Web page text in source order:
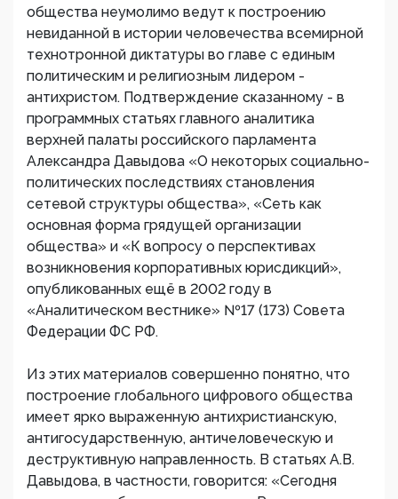
общества неумолимо ведут к построению
невиданной в истории человечества всемирной
технотронной диктатуры во главе с единым
политическим и религиозным лидером -
антихристом. Подтверждение сказанному - в
программных статьях главного аналитика
верхней палаты российского парламента
Александра Давыдова «О некоторых социально-
политических последствиях становления
сетевой структуры общества», «Сеть как
основная форма грядущей организации
общества» и «К вопросу о перспективах
возникновения корпоративных юрисдикций»,
опубликованных ещё в 2002 году в
«Аналитическом вестнике» №17 (173) Совета
Федерации ФС РФ.
Из этих материалов совершенно понятно, что
построение глобального цифрового общества
имеет ярко выраженную антихристианскую,
антигосударственную, античеловеческую и
деструктивную направленность. В статьях А.В.
Давыдова, в частности, говорится: «Сегодня